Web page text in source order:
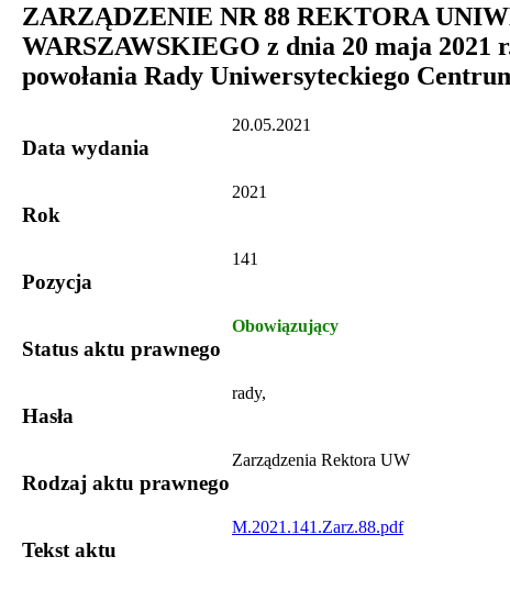
ZARZĄDZENIE NR 88 REKTORA
WARSZAWSKIEGO z dnia 20 maja 2021
powołania Rady Uniwersyteckiego
Data wydania
20.05.2021
Rok
2021
Pozycja
141
Status aktu prawnego
Obowiązujący
Hasła
rady,
Rodzaj aktu prawnego
Zarządzenia Rektora UW
Tekst aktu
M.2021.141.Zarz.88.pdf